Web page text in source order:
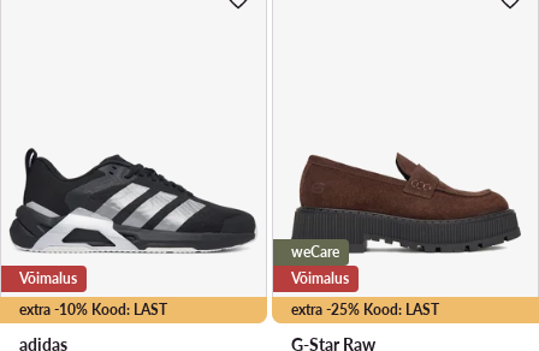
extra -10% Kood: LAST
Võimalus
adidas
extra -25% Kood: LAST
weCare
Võimalus
G-Star Raw